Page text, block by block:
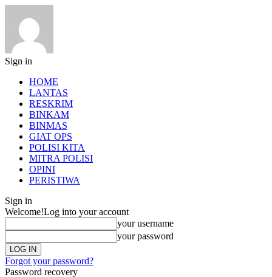
Sign in
HOME
LANTAS
RESKRIM
BINKAM
BINMAS
GIAT OPS
POLISI KITA
MITRA POLISI
OPINI
PERISTIWA
Sign in
Welcome!Log into your account
your username
your password
Forgot your password?
Password recovery